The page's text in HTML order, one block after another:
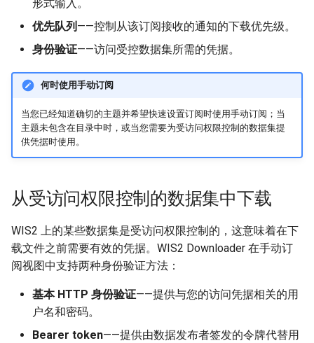
形式输入。
优先队列 ——控制从该订阅接收的通知的下载优先级。
身份验证——访问受控数据集所需的凭据。
何时使用手动订阅
当您已经知道确切的主题并希望快速设置订阅时使用手动订阅；当
主题未包含在目录中时，或当您需要为受访问权限控制的数据集提
供凭据时使用。
从受访问权限控制的数据集中下载
WIS2 上的某些数据集是受访问权限控制的，这意味着在下
载文件之前需要有效的凭据。WIS2 Downloader 在手动订
阅视图中支持两种身份验证方法：
基本 HTTP 身份验证——提供与您的访问凭据相关的用
户名和密码。
Bearer token——提供由数据发布者签发的令牌代替用